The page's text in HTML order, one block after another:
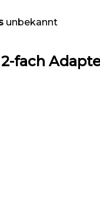
unbekannt
fach